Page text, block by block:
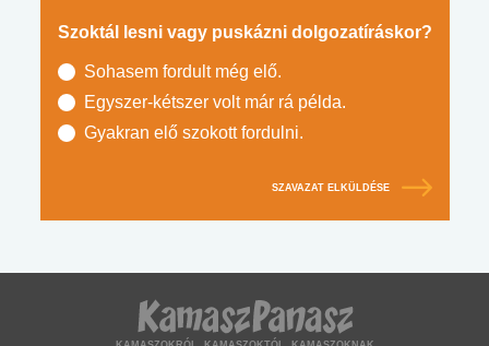
Szoktál lesni vagy puskázni dolgozatíráskor?
Sohasem fordult még elő.
Egyszer-kétszer volt már rá példa.
Gyakran elő szokott fordulni.
SZAVAZAT ELKÜLDÉSE